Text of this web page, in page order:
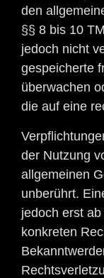
den
§§ 8 bis 10
jedoch nicht
gespeicherte
überwachen
die auf eine
der Nutzung
allgemeinen
unberührt.
jedoch erst
konkreten